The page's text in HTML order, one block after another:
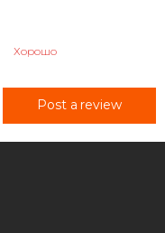
Хорошо
Post a review